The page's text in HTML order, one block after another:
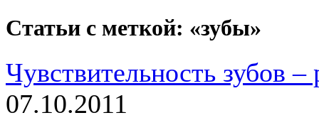
Статьи с меткой: «зубы»
Чувствительность зубов
07.10.2011